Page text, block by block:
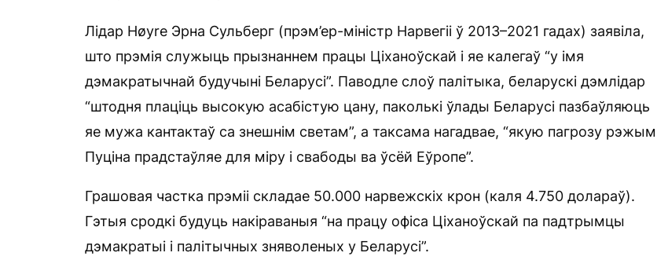
Лідар Høyre Эрна Сульберг (прэм’ер-міністр Нарвегіі ў 2013–2021 гадах) заявіла,
што прэмія служыць прызнаннем працы Ціханоўскай і яе калегаў “у імя
дэмакратычнай будучыні Беларусі”. Паводле слоў палітыка, беларускі дэмлідар
“штодня плаціць высокую асабістую цану, паколькі ўлады Беларусі пазбаўляюць
яе мужа кантактаў са знешнім светам”, а таксама нагадвае, “якую пагрозу рэжым
Пуціна прадстаўляе для міру і свабоды ва ўсёй Еўропе”.
Грашовая частка прэміі складае 50.000 нарвежскіх крон (каля 4.750 долараў).
Гэтыя сродкі будуць накіраваныя “на працу офіса Ціханоўскай па падтрымцы
дэмакратыі і палітычных зняволеных у Беларусі”.